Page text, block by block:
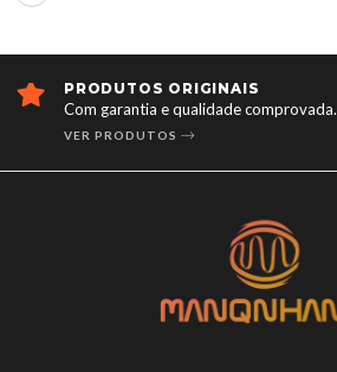
PRODUTOS ORIGINAIS
Com garantia e qualidade comprovada.
VER PRODUTOS